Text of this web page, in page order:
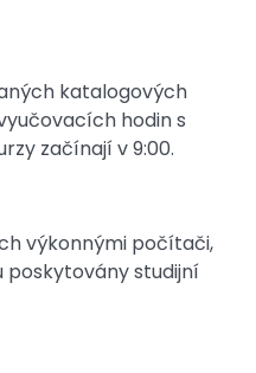
katalogových
hodin s
začínají v 9:00.
výkonnými počítači,
studijní